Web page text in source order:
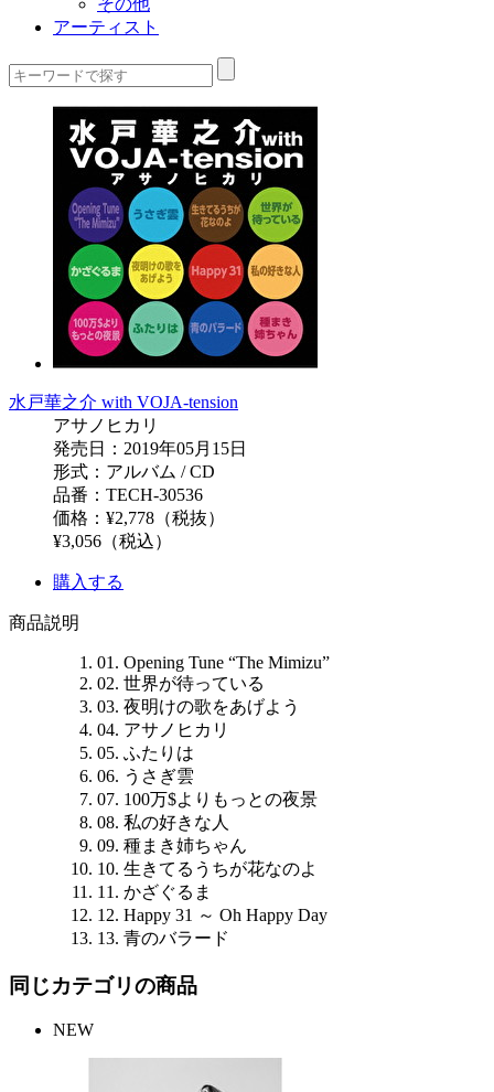
アーティスト
水戸華之介 with VOJA-tension
アサノヒカリ
発売日：2019年05月15日
形式：アルバム / CD
品番：TECH-30536
価格：¥2,778（税抜）
¥3,056（税込）
購入する
商品説明
01. Opening Tune “The Mimizu”
02. 世界が待っている
03. 夜明けの歌をあげよう
04. アサノヒカリ
05. ふたりは
06. うさぎ雲
07. 100万$よりもっとの夜景
08. 私の好きな人
09. 種まき姉ちゃん
10. 生きてるうちが花なのよ
11. かざぐるま
12. Happy 31 ～ Oh Happy Day
13. 青のバラード
同じカテゴリの商品
NEW